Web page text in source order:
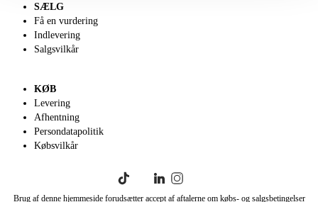
SÆLG
Få en vurdering
Indlevering
Salgsvilkår
KØB
Levering
Afhentning
Persondatapolitik
Købsvilkår
Brug af denne hjemmeside forudsætter accept af aftalerne om købs- og salgsbetingelser